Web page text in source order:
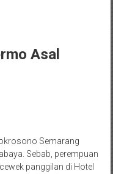
Asal
Semarang
Sebab, perempuan
panggilan di Hotel